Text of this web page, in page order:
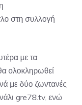
στη συλλογή
με τα
ολοκληρωθεί
με δύο ζωντανές
gre78.tv, ενώ